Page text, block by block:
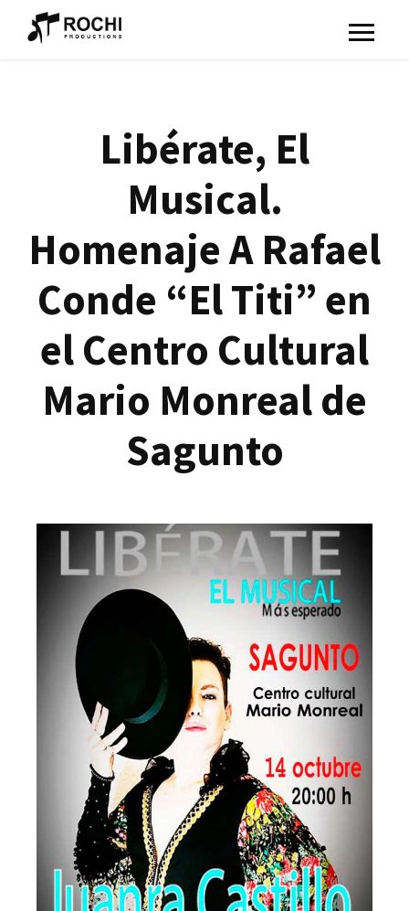
Libérate, El
Musical.
Homenaje A Rafael
Conde “El Titi” en
el Centro Cultural
Mario Monreal de
Sagunto